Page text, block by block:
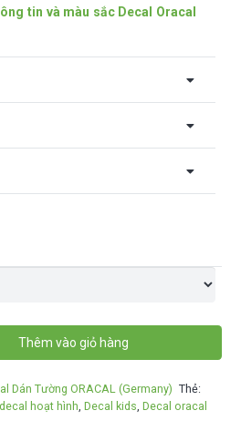
tin và màu sắc Decal Oracal
Thêm vào giỏ hàng
Dán Tường ORACAL (Germany) Thẻ:
decal hoạt hình Decal kids Decal oracal